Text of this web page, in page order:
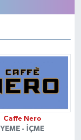
Caffe Nero
YEME - İÇME